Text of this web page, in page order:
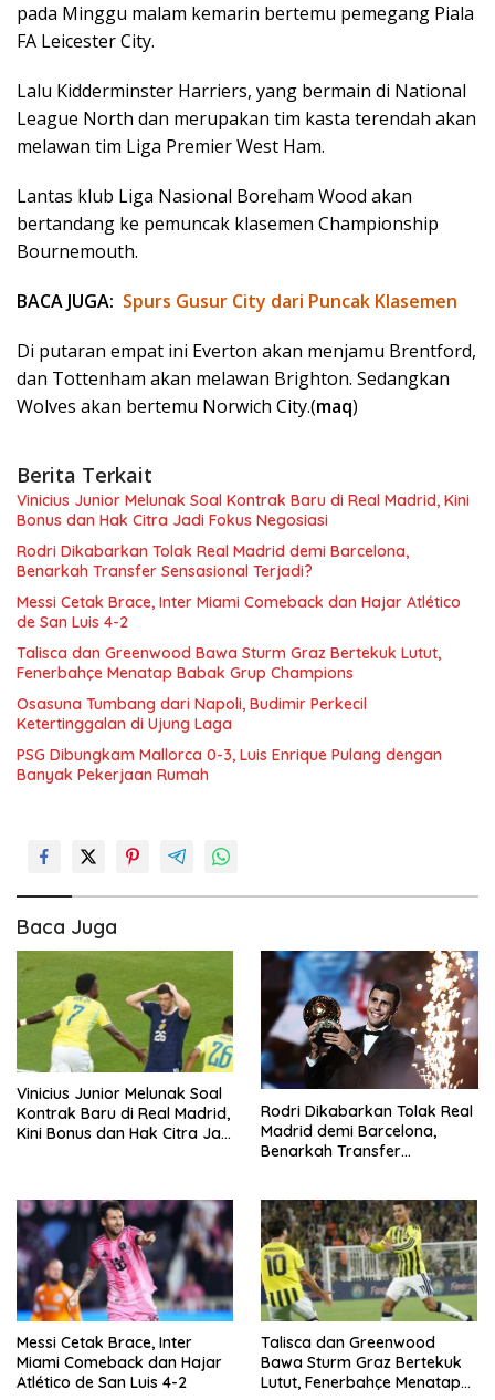
pada Minggu malam kemarin bertemu pemegang Piala
FA Leicester City.
Lalu Kidderminster Harriers, yang bermain di National
League North dan merupakan tim kasta terendah akan
melawan tim Liga Premier West Ham.
Lantas klub Liga Nasional Boreham Wood akan
bertandang ke pemuncak klasemen Championship
Bournemouth.
BACA JUGA: Spurs Gusur City dari Puncak Klasemen
Di putaran empat ini Everton akan menjamu Brentford,
dan Tottenham akan melawan Brighton. Sedangkan
Wolves akan bertemu Norwich City.(maq)
Berita Terkait
Vinicius Junior Melunak Soal Kontrak Baru di Real Madrid, Kini
Bonus dan Hak Citra Jadi Fokus Negosiasi
Rodri Dikabarkan Tolak Real Madrid demi Barcelona,
Benarkah Transfer Sensasional Terjadi?
Messi Cetak Brace, Inter Miami Comeback dan Hajar Atlético
de San Luis 4-2
Talisca dan Greenwood Bawa Sturm Graz Bertekuk Lutut,
Fenerbahçe Menatap Babak Grup Champions
Osasuna Tumbang dari Napoli, Budimir Perkecil
Ketertinggalan di Ujung Laga
PSG Dibungkam Mallorca 0-3, Luis Enrique Pulang dengan
Banyak Pekerjaan Rumah
Baca Juga
Vinicius Junior Melunak Soal
Kontrak Baru di Real Madrid,
Kini Bonus dan Hak Citra Jadi
Rodri Dikabarkan Tolak Real
Madrid demi Barcelona,
Benarkah Transfer
Messi Cetak Brace, Inter
Miami Comeback dan Hajar
Atlético de San Luis 4-2
Talisca dan Greenwood
Bawa Sturm Graz Bertekuk
Lutut, Fenerbahçe Menatap